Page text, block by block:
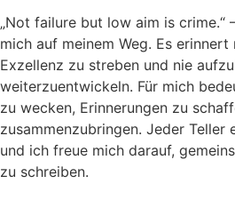
„Not failure but low aim is crime.“
mich auf meinem Weg. Es
Exzellenz zu streben und nie
weiterzuentwickeln. Für mich
zu wecken, Erinnerungen zu
zusammenzubringen. Jeder Teller
und ich freue mich darauf,
zu schreiben.